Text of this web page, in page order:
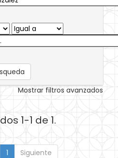
Mostrar filtros avanzados
1-1 de 1.
1 Siguiente